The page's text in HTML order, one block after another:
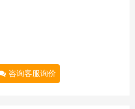
咨询客服询价